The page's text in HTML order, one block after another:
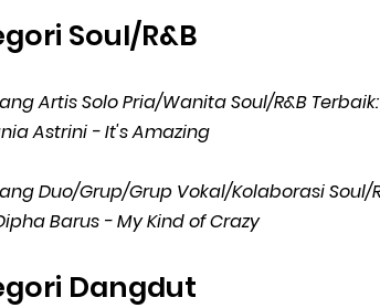
Soul/R&B
Artis Solo Pria/Wanita Soul/R&B Terbaik:
Astrini - It's Amazing
Duo/Grup/Grup Vokal/Kolaborasi Soul/
Barus - My Kind of Crazy
Dangdut